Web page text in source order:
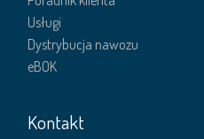
Usługi
Dystrybucja nawozu
eBOK
Kontakt